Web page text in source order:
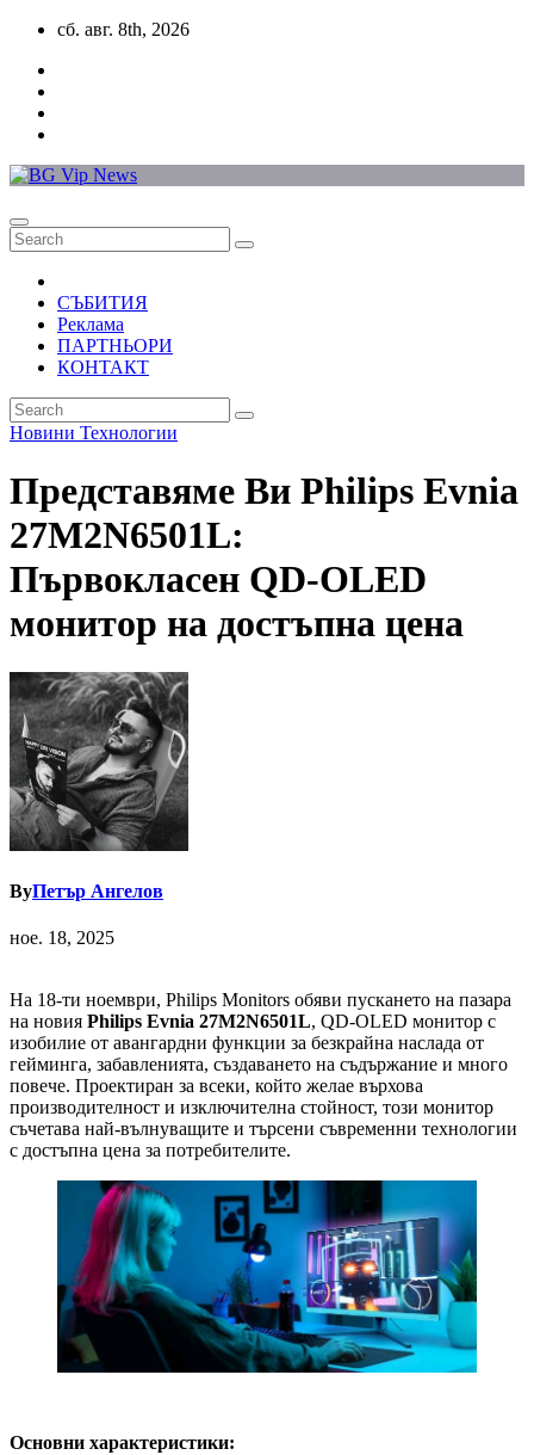
Skip
content
сб. авг. 8th, 2026
СЪБИТИЯ
Реклама
ПАРТНЬОРИ
КОНТАКТ
Новини Технологии
Представяме Ви Philips Evnia
27M2N6501L:
Първокласен QD-OLED
монитор на достъпна цена
ByПетър Ангелов
ное. 18, 2025
На 18-ти ноември, Philips Monitors обяви пускането на пазара
на новия Philips Evnia 27M2N6501L, QD-OLED монитор с
изобилие от авангардни функции за безкрайна наслада от
гейминга, забавленията, създаването на съдържание и много
повече. Проектиран за всеки, който желае върхова
производителност и изключителна стойност, този монитор
съчетава най-вълнуващите и търсени съвременни технологии
с достъпна цена за потребителите.
Основни характеристики: